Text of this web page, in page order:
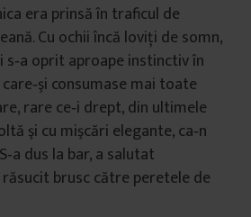
era prinsă în traficul de
Cu ochii încă loviţi de somn,
oprit aproape instinctiv în
consumase mai toate
rare ce‐i drept, din ultimele
şi cu mişcări elegante, ca‐n
dus la bar, a salutat
răsucit brusc către peretele de